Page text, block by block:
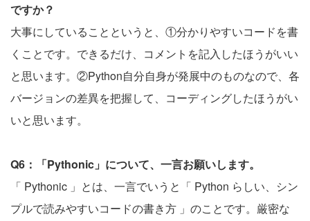
ですか？
大事にしていることというと、①分かりやすいコードを書
くことです。できるだけ、コメントを記入したほうがいい
と思います。②Python自分自身が発展中のものなので、各
バージョンの差異を把握して、コーディングしたほうがい
いと思います。
Q6：「Pythonic」について、一言お願いします。
「 Pythonic 」とは、一言でいうと「 Python らしい、シン
プルで読みやすいコードの書き方 」のことです。厳密な